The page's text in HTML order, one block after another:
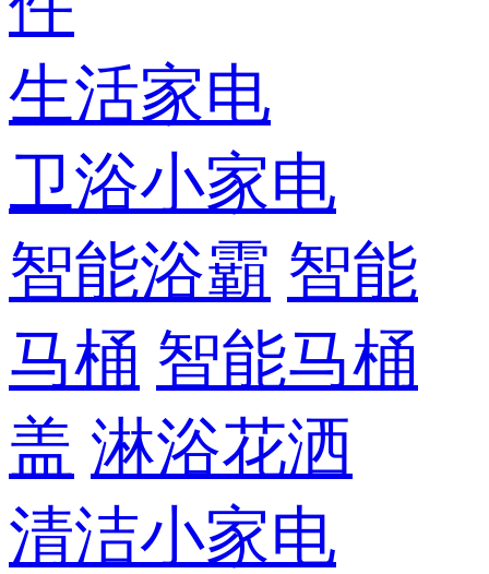
生活家电
卫浴小家电
智能浴霸 智能
马桶 智能马桶
盖 淋浴花洒
清洁小家电